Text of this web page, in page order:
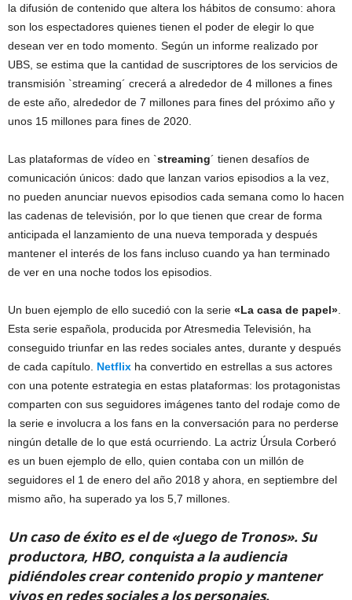
la difusión de contenido que altera los hábitos de consumo: ahora
son los espectadores quienes tienen el poder de elegir lo que
desean ver en todo momento. Según un informe realizado por
UBS, se estima que la cantidad de suscriptores de los servicios de
transmisión `streaming´ crecerá a alrededor de 4 millones a fines
de este año, alrededor de 7 millones para fines del próximo año y
unos 15 millones para fines de 2020.
Las plataformas de vídeo en `streaming´ tienen desafíos de
comunicación únicos: dado que lanzan varios episodios a la vez,
no pueden anunciar nuevos episodios cada semana como lo hacen
las cadenas de televisión, por lo que tienen que crear de forma
anticipada el lanzamiento de una nueva temporada y después
mantener el interés de los fans incluso cuando ya han terminado
de ver en una noche todos los episodios.
Un buen ejemplo de ello sucedió con la serie «La casa de papel»
Esta serie española, producida por Atresmedia Televisión, ha
conseguido triunfar en las redes sociales antes, durante y después
de cada capítulo. Netflix ha convertido en estrellas a sus actores
con una potente estrategia en estas plataformas: los protagonistas
comparten con sus seguidores imágenes tanto del rodaje como de
la serie e involucra a los fans en la conversación para no perderse
ningún detalle de lo que está ocurriendo. La actriz Úrsula Corberó
es un buen ejemplo de ello, quien contaba con un millón de
seguidores el 1 de enero del año 2018 y ahora, en septiembre del
mismo año, ha superado ya los 5,7 millones.
Un caso de éxito es el de «Juego de Tronos». Su
productora, HBO, conquista a la audiencia
pidiéndoles crear contenido propio y mantener
vivos en redes sociales a los personajes.